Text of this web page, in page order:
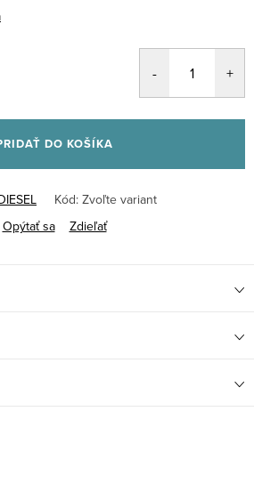
DO KOŠÍKA
Kód: Zvoľte variant
Opýtať sa
Zdieľať